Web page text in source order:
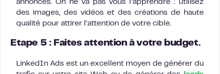
annonces. On ne va pas vous l’apprendre : utilisez
des images, des vidéos et des créations de haute
qualité pour attirer l’attention de votre cible.
Etape 5 : Faites attention à votre budget.
LinkedIn Ads est un excellent moyen de générer du